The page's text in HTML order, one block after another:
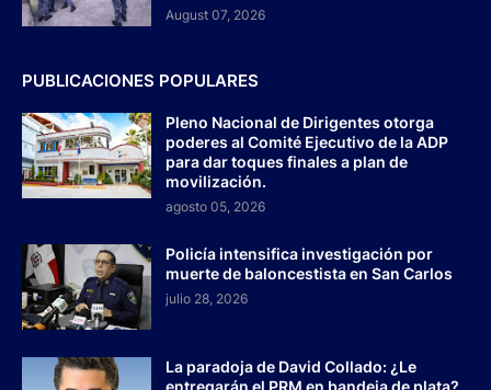
August 07, 2026
PUBLICACIONES POPULARES
Pleno Nacional de Dirigentes otorga
poderes al Comité Ejecutivo de la ADP
para dar toques finales a plan de
movilización.
agosto 05, 2026
Policía intensifica investigación por
muerte de baloncestista en San Carlos
julio 28, 2026
La paradoja de David Collado: ¿Le
entregarán el PRM en bandeja de plata?